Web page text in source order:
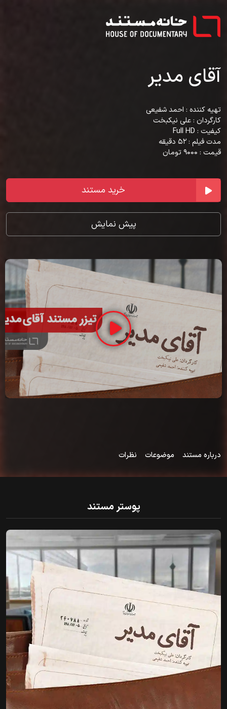
آقای مدیر
تهیه کننده : احمد شفیعی
کارگردان : علی نیکبخت
کیفیت : Full HD
مدت فیلم : 52 دقیقه
قیمت : 9000 تومان
خرید مستند
پیش نمایش
درباره مستند موضوعات نظرات
پوستر مستند